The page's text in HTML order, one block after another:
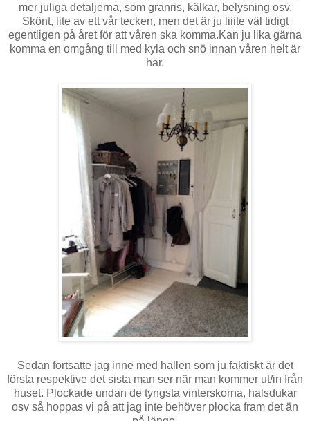
mer juliga detaljerna, som granris, kälkar, belysning osv.
Skönt, lite av ett vår tecken, men det är ju liiite väl tidigt
egentligen på året för att våren ska komma.Kan ju lika gärna
komma en omgång till med kyla och snö innan våren helt är
här.
Sedan fortsatte jag inne med hallen som ju faktiskt är det
första respektive det sista man ser när man kommer ut/in från
huset. Plockade undan de tyngsta vinterskorna, halsdukar
osv så hoppas vi på att jag inte behöver plocka fram det än